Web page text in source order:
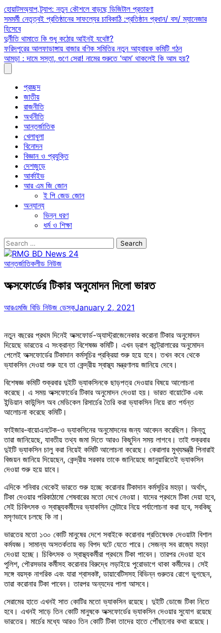
Skip
to
content
হোয়াটসঅ্যাপ ট্র্যাপ: নতুন কৌশলে বাড়ছে ডিজিটাল প্রতারণা
সমমর্মী নেতৃত্বই প্রতিষ্ঠানের সাফল্যের চাবিকাঠি :প্রতিষ্ঠান প্রধান/ বস/ ম্যানেজার
হিসেবে
দুর্নীতি থামাতে কি শুধু কঠোর আইনই যথেষ্ট?
ফরিদপুরের আলফাডাঙ্গায় বাজার বণিক সমিতির নতুন আহ্বায়ক কমিটি গঠন
আমড়া : দামে সস্তা, গুণে সেরা! নামের শুরুতে ‘আম’ থাকলেই কি আম হয়?
প্রচ্ছদ
জাতীয়
রাজনীতি
অর্থনীতি
আন্তর্জাতিক
খেলাধুলা
বিনোদন
বিজ্ঞান ও প্রযুক্তি
দেশজুড়ে
আর্কাইভ
আর এম জি জোন
ই পি জেড জোন
অন্যান্য
ভিন্ন ধরণ
ধর্ম ও শিক্ষা
Search
for:
আন্তর্জাতিকলীড নিউজ
অক্সফোর্ডের টিকার অনুমোদন দিলো ভারত
আরএমজি বিডি নিউজ ডেস্কJanuary 2, 2021
নতুন বছরের প্রথম দিনেই অক্সফোর্ড-অ্যাস্ট্রাজেনেকার করোনা টিকার অনুমোদন
দিয়েছে ভারতের এ সংক্রান্ত বিশেষজ্ঞ কমিটি। এখন ড্রাগ কন্ট্রোলারের অনুমোদন
পেলেই অক্সফোর্ডের টিকাদান কর্মসূচির প্রক্রিয়া শুরু হয়ে হবে। তখন কবে থেকে
ভ্যাকসিন দেওয়া শুরু হবে তা কেন্দ্রীয় স্বাস্থ্য মন্ত্রণালয় জানিয়ে দেবে।
বিশেষজ্ঞ কমিটি শুক্রবার দুইটি ভ্যাকসিনকে ছাড়পত্র দেওয়ার বিষয়ে আলোচনা
করেছে। এ সময় অক্সফোর্ডের টিকার অনুমোদন দেওয়া হয়। ভারত বায়োটেক এবং
ইন্ডিয়ান কাউন্সিল অব মেডিকেল রিসার্চের তৈরি করা ভ্যাকসিন নিয়ে রাত পর্যন্ত
আলোচনা করেছে কমিটি।
ফাইজার-বায়োএনটেক-ও ভ্যাকসিনের অনুমোদনের জন্য আবেদন করেছিল। কিন্তু
তারা জানিয়েছে, যাবতীয় তথ্য জমা দিতে আরও কিছুদিন সময় লাগবে। তাই শুক্রবার
দুইটি ভ্যাকসিন চালু করা নিয়েই কমিটি আলোচনা করেছে। কেরালার মুখ্যমন্ত্রী পিনারাই
বিজয়ন জানিয়ে দিয়েছেন, কেন্দ্রীয় সরকার তাকে জানিয়েছে জানুয়ারিতেই ভ্যাকসিন
দেওয়া শুরু হয়ে য়াবে।
এদিকে শনিবার থেকেই ভারতে শুরু হচ্ছে করোনার টিকাদান কর্মসূচির মহড়া। অর্থাৎ,
টিকা দেওয়ার পরিকাঠামো শেষবারের মতো দেখে নেওয়া। যাদের প্রথমে টিকা দেয়া হবে,
সেই চিকিৎসক ও স্বাস্থ্যকর্মীদের ভ্যাকসিন সেন্টারে নিয়ে পর্যালোচনা করা হবে, সবকিছু
মসৃণভাবে চলছে কি না।
ভারতের মতো ১৩০ কোটি মানুষের দেশে সবাইকে করোনার প্রতিষেধক দেওয়াটা বিশাল
কর্মযজ্ঞ। সামান্য অসতর্কতায় বড় বিপদ ঘটে যেতে পারে। সেজন্য সব রাজ্যে মহড়া
দেওয়া হচ্ছে। চিকিৎসক ও স্বাস্থ্যকর্মীরা প্রথমে টিকা পাবেন। তারপর দেওয়া হবে
পুলিশ, পৌরসভার কর্মীসহ করোনার বিরুদ্ধে লড়াইয়ে পুরোভাগে থাকা কর্মীদের। সেই
সঙ্গে বয়স্ক নাগরিক এবং যারা শ্বাসকষ্ট, ডায়াবেটিসসহ বিভিন্ন গুরুতর রোগে ভুগছেন,
তারা করোনার টিকা পাবেন। তারপর অন্যদের পালা আসবে।
সেরামের হাতে এখনই সাত কোটির মতো ভ্যাকসিন রয়েছে। দুইটি ডোজে টিকা নিতে
হবে। এখনই সাড়ে তিন কোটি মানুষকে অক্সফোর্ডের ভ্যাকসিন দেওয়ার সুযোগ রয়েছে
ভারতের। মার্চের মধ্যে আরও তিন কোটি টিকা তাদের হাতে পৌঁছানোর কথা রয়েছে।